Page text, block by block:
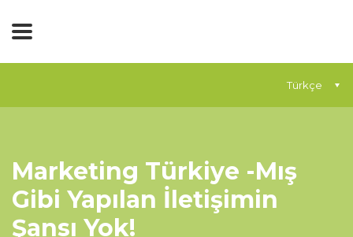
Türkçe
Marketing Türkiye -Mış
Gibi Yapılan İletişimin
Şansı Yok!